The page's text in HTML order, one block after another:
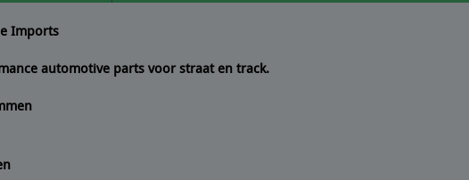
Imports een
en artikel helemaal volgens de beschrijving. Een
Imports
automotive parts voor straat en track.